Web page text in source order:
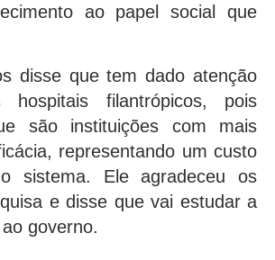
ao papel social que
disse que tem dado atenção
hospitais filantrópicos, pois
são instituições com mais
representando um custo
sistema. Ele agradeceu os
e disse que vai estudar a
governo.